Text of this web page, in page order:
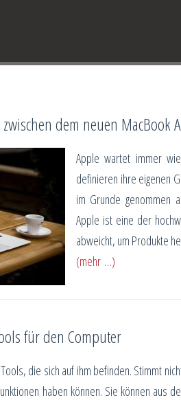
dem neuen MacBook
Apple wartet immer
definieren ihre eigenen
im Grunde genommen
Apple ist eine der
abweicht, um Produkte
(mehr …)
für den Computer
die sich auf ihm befinden. Stimmt
haben können. Sie können aus